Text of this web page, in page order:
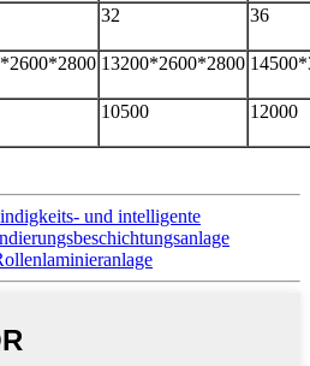
32 36
13200*2600*2800
10500 12000
und intelligente